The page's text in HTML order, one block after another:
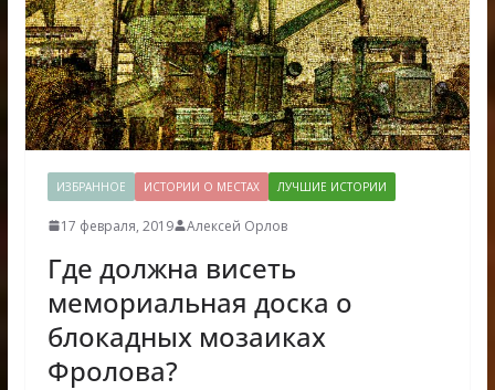
ИЗБРАННОЕ ИСТОРИИ О МЕСТАХ ЛУЧШИЕ ИСТОРИИ
17 февраля, 2019 Алексей Орлов
Где должна висеть
мемориальная доска о
блокадных мозаиках
Фролова?